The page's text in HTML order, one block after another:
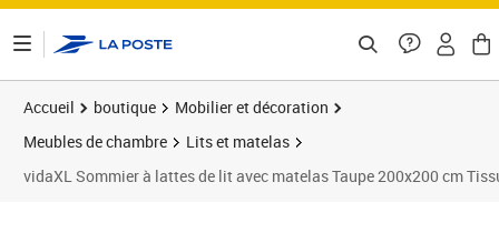
Accueil boutique
Mobilier et décoration
Meubles de chambre
Lits et matelas
vidaXL Sommier à lattes de lit avec matelas Taupe 200x200 cm